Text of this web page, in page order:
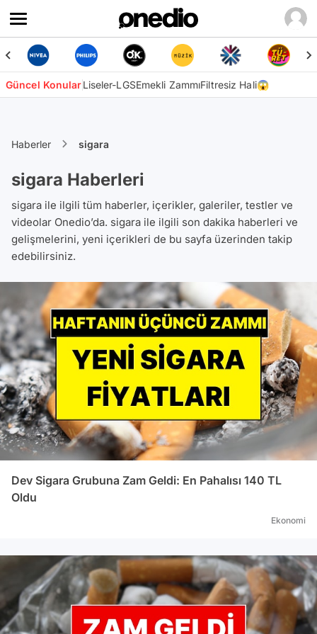
Güncel KonularLiseler-LGSEmekli ZammıFiltresiz Hali😱
Haberler sigara
sigara Haberleri
sigara ile ilgili tüm haberler, içerikler, galeriler, testler ve
videolar Onedio’da. sigara ile ilgili son dakika haberleri ve
gelişmelerini, yeni içerikleri de bu sayfa üzerinden takip
edebilirsiniz.
Dev Sigara Grubuna Zam Geldi: En Pahalısı 140 TL
Oldu
Ekonomi